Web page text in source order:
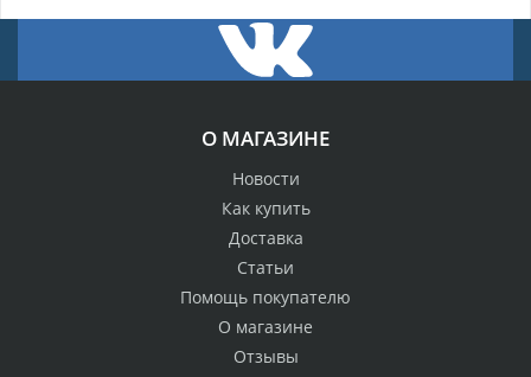
О МАГАЗИНЕ
Новости
Как купить
Доставка
Статьи
Помощь покупателю
О магазине
Отзывы